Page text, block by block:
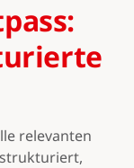
relevanten